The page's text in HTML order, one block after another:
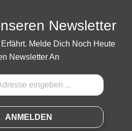
Newsletter
Melde Dich Noch Heute
Newsletter An
ANMELDEN